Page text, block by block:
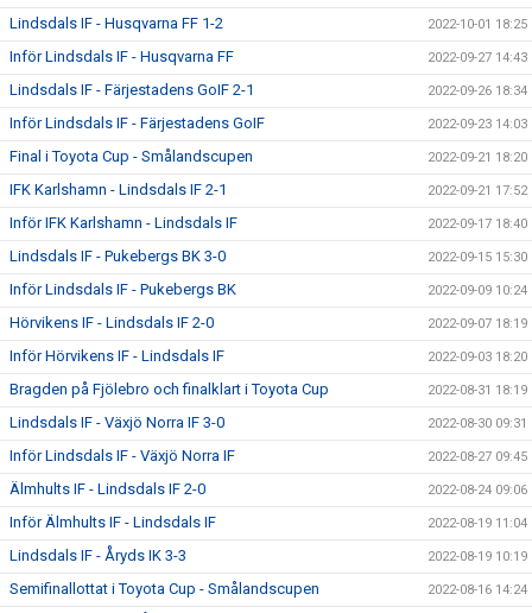
Lindsdals IF - Husqvarna FF 1-2 2022-10-01 18:25
Inför Lindsdals IF - Husqvarna FF 2022-09-27 14:43
Lindsdals IF - Färjestadens GoIF 2-1 2022-09-26 18:34
Inför Lindsdals IF - Färjestadens GoIF 2022-09-23 14:03
Final i Toyota Cup - Smålandscupen 2022-09-21 18:20
IFK Karlshamn - Lindsdals IF 2-1 2022-09-21 17:52
Inför IFK Karlshamn - Lindsdals IF 2022-09-17 18:40
Lindsdals IF - Pukebergs BK 3-0 2022-09-15 15:30
Inför Lindsdals IF - Pukebergs BK 2022-09-09 10:24
Hörvikens IF - Lindsdals IF 2-0 2022-09-07 18:19
Inför Hörvikens IF - Lindsdals IF 2022-09-03 18:20
Bragden på Fjölebro och finalklart i Toyota Cup 2022-08-31 18:19
Lindsdals IF - Växjö Norra IF 3-0 2022-08-30 09:31
Inför Lindsdals IF - Växjö Norra IF 2022-08-27 09:45
Älmhults IF - Lindsdals IF 2-0 2022-08-24 09:06
Inför Älmhults IF - Lindsdals IF 2022-08-19 11:04
Lindsdals IF - Åryds IK 3-3 2022-08-19 10:19
Semifinallottat i Toyota Cup - Smålandscupen 2022-08-16 14:24